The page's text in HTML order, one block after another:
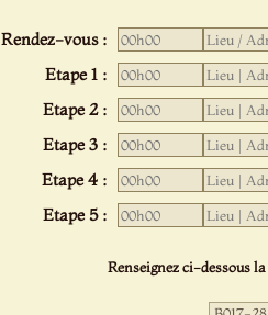
Rendez-vous :
Etape 1 :
Etape 2 :
Etape 3 :
Etape 4 :
Etape 5 :
Renseignez ci-dessous